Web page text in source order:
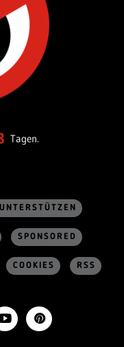
Tagen.
UNTERSTÜTZEN
SPONSORED
COOKIES RSS